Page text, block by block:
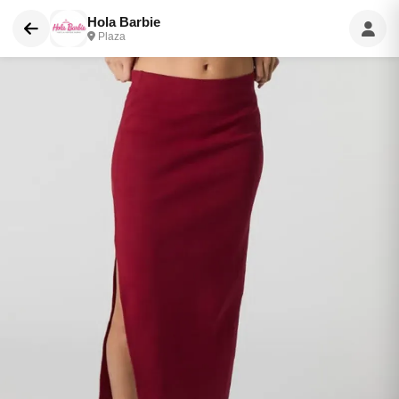
Hola Barbie
Plaza